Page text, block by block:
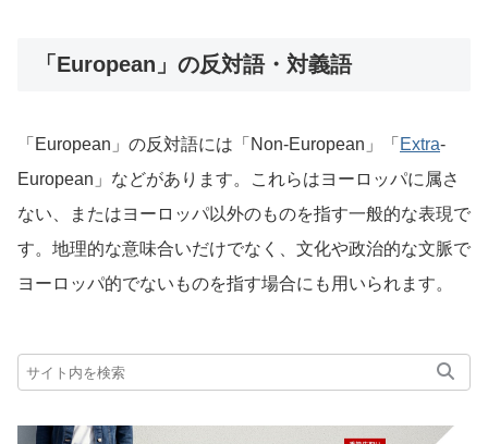
「European」の反対語・対義語
「European」の反対語には「Non-European」「 Extra-
European」などがあります。これらはヨーロッパに属さ
ない、またはヨーロッパ以外のものを指す一般的な表現で
す。地理的な意味合いだけでなく、文化や政治的な文脈で
ヨーロッパ的でないものを指す場合にも用いられます。